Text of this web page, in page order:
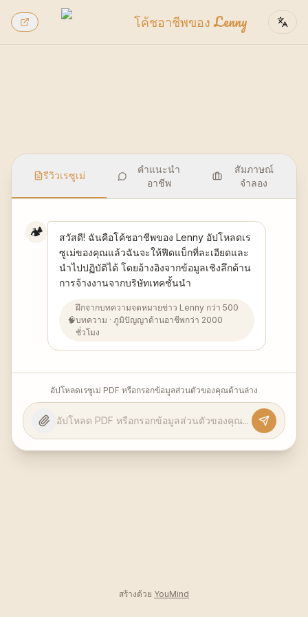
โค้ชอาชีพของ Lenny
รีวิวเรซูเม่
คำแนะนำ
อาชีพ
สัมภาษณ์
จำลอง
🏕️
สวัสดี! ฉันคือโค้ชอาชีพของ Lenny อัปโหลดเร
ซูเม่ของคุณแล้วฉันจะให้ฟีดแบ็กที่ละเอียดและ
นำไปปฏิบัติได้ โดยอ้างอิงจากข้อมูลเชิงลึกด้าน
การจ้างงานจากบริษัทเทคชั้นนำ
🧠
ฝึกจากบทความจดหมายข่าว Lenny กว่า 500
บทความ · ภูมิปัญญาด้านอาชีพกว่า 2000
ชั่วโมง
อัปโหลดเรซูเม่ PDF หรือกรอกข้อมูลส่วนตัวของคุณด้านล่าง
สร้างด้วย YouMind